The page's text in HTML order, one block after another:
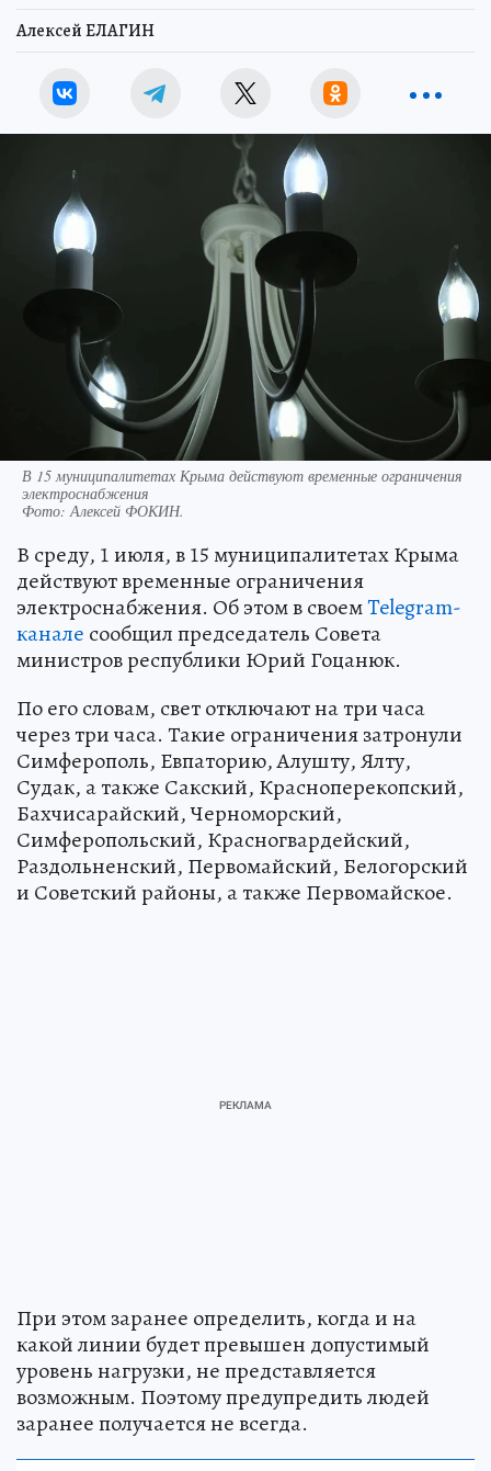
Алексей ЕЛАГИН
В 15 муниципалитетах Крыма действуют временные ограничения
электроснабжения
Фото: Алексей ФОКИН.
В среду, 1 июля, в 15 муниципалитетах Крыма
действуют временные ограничения
электроснабжения. Об этом в своемTelegram-
канале сообщил председатель Совета
министров республики Юрий Гоцанюк.
По его словам, свет отключают на три часа
через три часа. Такие ограничения затронули
Симферополь, Евпаторию, Алушту, Ялту,
Судак, а также Сакский, Красноперекопский,
Бахчисарайский, Черноморский,
Симферопольский, Красногвардейский,
Раздольненский, Первомайский, Белогорский
и Советский районы, а также Первомайское.
При этом заранее определить, когда и на
какой линии будет превышен допустимый
уровень нагрузки, не представляется
возможным. Поэтому предупредить людей
заранее получается не всегда.